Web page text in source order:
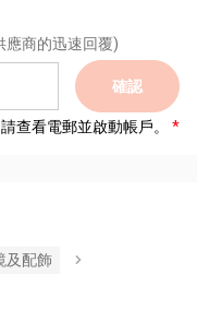
應商的迅速回覆)
確認
查看電郵並啟動帳戶。
及配飾